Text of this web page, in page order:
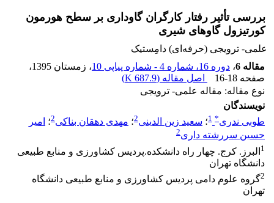
بررسی تأثیر رفتار کارگران گاوداری بر سطح هورمون
کورتیزول گاوهای شیری
علمی- ترویجی (حرفه‌ای) دامِستیک
مقاله 6
، دوره 16، شماره 4 - شماره پیاپی 10 ، زمستان 1395
،
صفحه 16-18 اصل مقاله (687.9 K
)
نوع مقاله: مقاله علمی- ترویجی
نویسندگان
طوبی ندری*
1؛ سعید زین الدینی2؛ مهدی دهقان بناکی2؛ امیر
حسین سررشته داری2
1 البرز. کرج. چهار راه دانشکده.پردیس کشاورزی و منابع طبیعی
دانشگاه تهران
2گروه علوم دامی پردیس کشاورزی و منابع طبیعی دانشگاه
تهران